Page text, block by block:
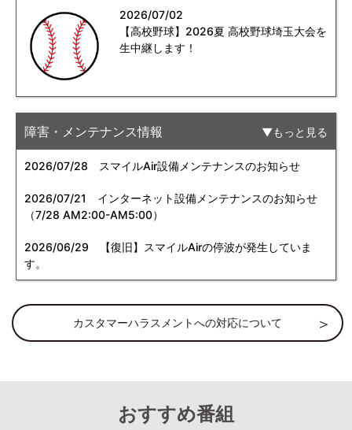
2026/07/02
【高校野球】2026夏 高校野球埼玉大会を
生中継します！
障害・メンテナンス情報 もっと見る
2026/07/28 スマイルAir設備メンテナンスのお知らせ
2026/07/21
インターネット設備メンテナンスのお知らせ
（7/28 AM2:00-AM5:00）
2026/06/29 【復旧】スマイルAirの停波が発生していま
す。
カスタマーハラスメントへの対応について
おすすめ番組